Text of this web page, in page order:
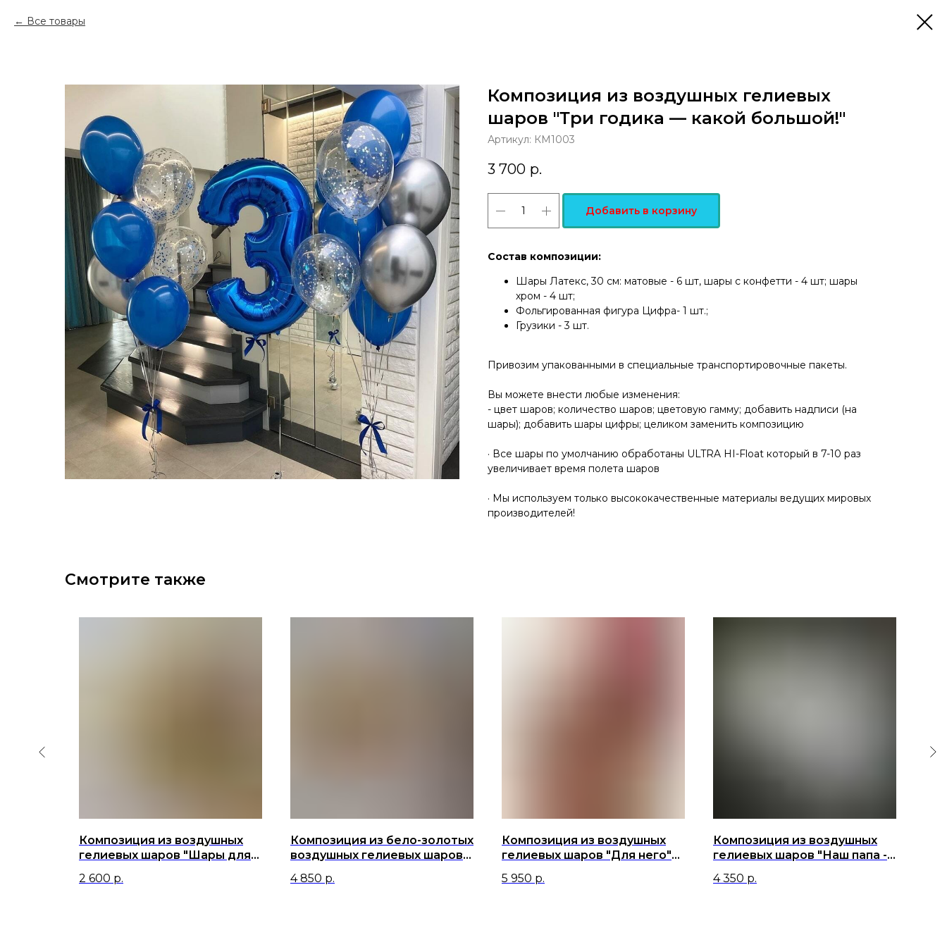
Все товары
Композиция из воздушных гелиевых
шаров "Три годика — какой большой!"
Артикул: КМ1003
3 700 р.
Добавить в корзину
Состав композиции:
Шары Латекс, 30 см: матовые - 6 шт, шары с конфетти - 4 шт; шары
хром - 4 шт;
Фольгированная фигура Цифра- 1 шт.;
Грузики - 3 шт.
Привозим упакованными в специальные транспортировочные пакеты.
Вы можете внести любые изменения:
- цвет шаров; количество шаров; цветовую гамму; добавить надписи (на
шары); добавить шары цифры; целиком заменить композицию
· Все шары по умолчанию обработаны ULTRA HI-Float который в 7-10 раз
увеличивает время полета шаров
· Мы используем только высококачественные материалы ведущих мировых
производителей!
Смотрите также
Композиция из воздушных
гелиевых шаров "Шары для
2 600 р.
Композиция из бело-золотых
воздушных гелиевых шаров
4 850 р.
Композиция из воздушных
гелиевых шаров "Для него"
5 950 р.
Композиция из воздушных
гелиевых шаров "Наш папа -
сильный!"
4 350 р.